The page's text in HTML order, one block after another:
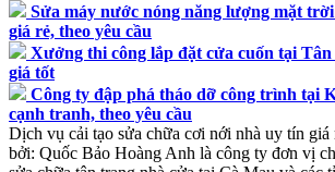
Sửa máy nước nóng năng lượng mặt
giá rẻ, theo yêu cầu
Xưởng thi công lắp đặt cửa cuốn tại Tân
giá tốt
Công ty đập phá tháo dỡ công trình tại
cạnh tranh, theo yêu cầu
Dịch vụ cải tạo sửa chữa cơi nới nhà uy tín giá
bởi: Quốc Bảo Hoàng Anh là công ty đơn vị